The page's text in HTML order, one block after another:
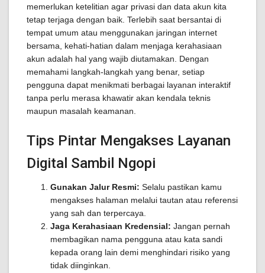
memerlukan ketelitian agar privasi dan data akun kita
tetap terjaga dengan baik. Terlebih saat bersantai di
tempat umum atau menggunakan jaringan internet
bersama, kehati-hatian dalam menjaga kerahasiaan
akun adalah hal yang wajib diutamakan. Dengan
memahami langkah-langkah yang benar, setiap
pengguna dapat menikmati berbagai layanan interaktif
tanpa perlu merasa khawatir akan kendala teknis
maupun masalah keamanan.
Tips Pintar Mengakses Layanan
Digital Sambil Ngopi
Gunakan Jalur Resmi: Selalu pastikan kamu
mengakses halaman melalui tautan atau referensi
yang sah dan terpercaya.
Jaga Kerahasiaan Kredensial: Jangan pernah
membagikan nama pengguna atau kata sandi
kepada orang lain demi menghindari risiko yang
tidak diinginkan.